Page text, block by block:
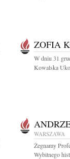
ZOFIA
W dniu 31
Kowalska
WARSZAWA
Żegnamy
Wybitnego